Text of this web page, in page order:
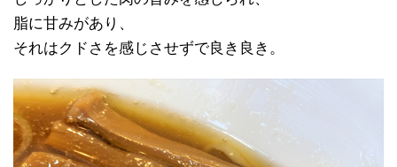
脂に甘みがあり、
それはクドさを感じさせずで良き良き。